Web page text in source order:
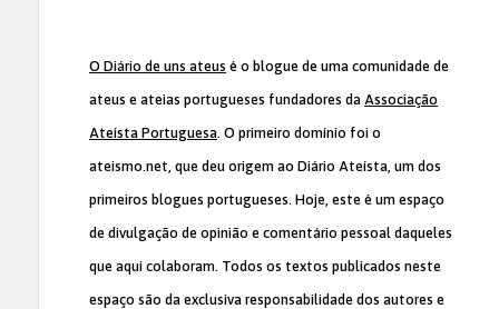
O Diário de uns ateus é o blogue de uma comunidade de
ateus e ateias portugueses fundadores da Associação
Ateísta Portuguesa. O primeiro domínio foi o
ateismo.net, que deu origem ao Diário Ateísta, um dos
primeiros blogues portugueses. Hoje, este é um espaço
de divulgação de opinião e comentário pessoal daqueles
que aqui colaboram. Todos os textos publicados neste
espaço são da exclusiva responsabilidade dos autores e